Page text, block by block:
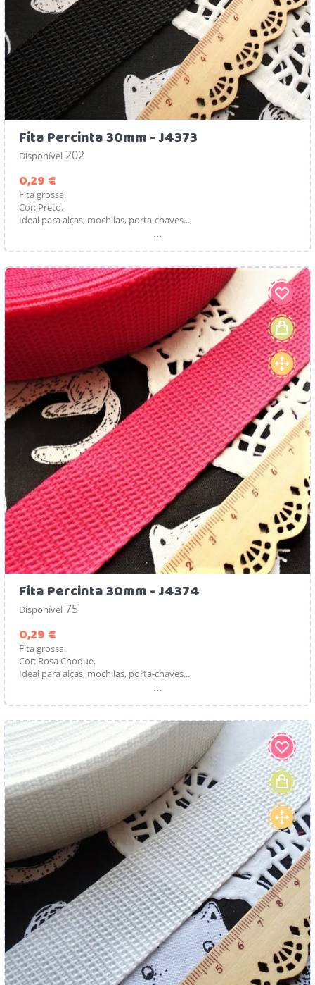
Fita Percinta 30mm - J4373
Disponível 202
0,29 €
Fita grossa.
Cor: Preto.
Ideal para alças, mochilas, porta-chaves...
...
Fita Percinta 30mm - J4374
Disponível 75
0,29 €
Fita grossa.
Cor: Rosa Choque.
Ideal para alças, mochilas, porta-chaves...
...